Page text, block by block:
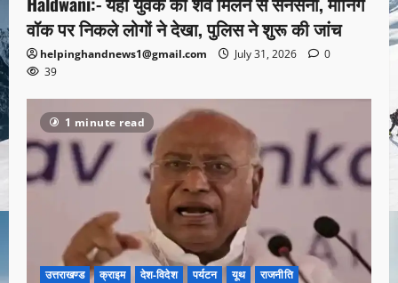
वॉक पर निकले लोगों ने देखा, पुलिस ने शुरू की जांच
helpinghandnews1@gmail.com July 31, 2026
0
39
1 minute read
उत्तराखण्ड क्राइम देश-विदेश पर्यटन यूथ राजनीति